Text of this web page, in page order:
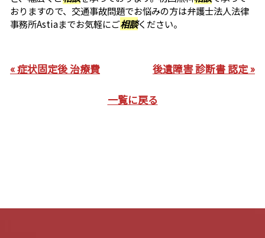
おりますので、交通事故問題でお悩みの方は弁護士法人法律
事務所Astiaまでお気軽にご相談ください。
« 症状固定後 治療費 後遺障害 診断書 認定 »
一覧に戻る